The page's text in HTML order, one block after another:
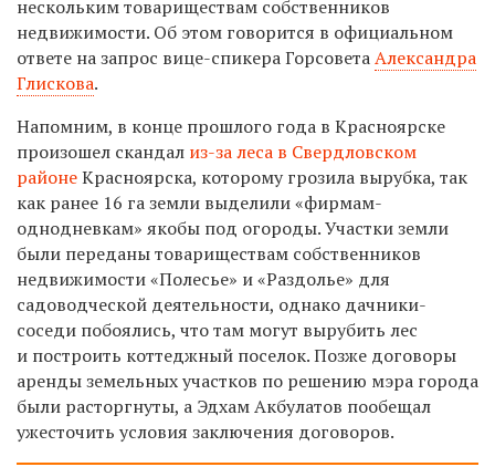
нескольким товариществам собственников
недвижимости. Об этом говорится в официальном
ответе на запрос вице-спикера ГорсоветаАлександра
Глискова.
Напомним, в конце прошлого года в Красноярске
произошел скандал из-за леса в Свердловском
районеКрасноярска, которому грозила вырубка, так
как ранее 16 га земли выделили «фирмам-
однодневкам» якобы под огороды. Участки земли
были переданы товариществам собственников
недвижимости «Полесье» и «Раздолье» для
садоводческой деятельности, однако дачники-
соседи побоялись, что там могут вырубить лес
и построить коттеджный поселок. Позже договоры
аренды земельных участков по решению мэра города
были расторгнуты, а Эдхам Акбулатов пообещал
ужесточить условия заключения договоров.